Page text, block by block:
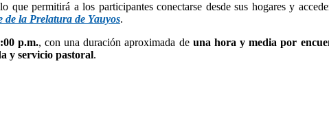
que permitirá a los participantes conectarse desde sus hogares y
de la Prelatura de Yauyos.
p.m., con una duración aproximada de una hora y media por
y servicio pastoral.